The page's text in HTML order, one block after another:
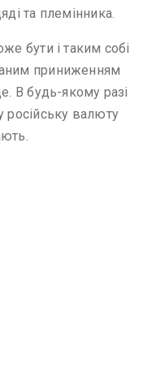
та племінника.
бути і таким собі
приниженням
В будь-якому разі
російську валюту